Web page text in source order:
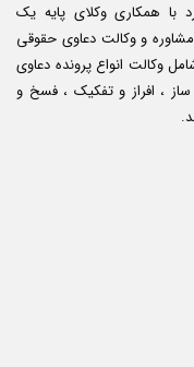
با همکاری وکلای پایه یک
و وکالت دعاوی حقوقی
وکالت انواع پرونده دعاوی
، افراز و تفکیک ، فسخ و